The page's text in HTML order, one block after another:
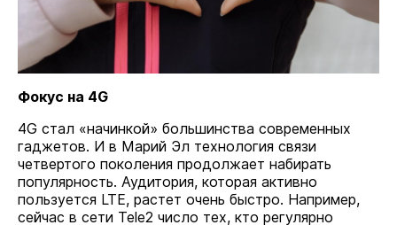
Фокус на 4G
4G стал «начинкой» большинства современных
гаджетов. И в Марий Эл технология связи
четвертого поколения продолжает набирать
популярность. Аудитория, которая активно
пользуется LTE, растет очень быстро. Например,
сейчас в сети Tele2 число тех, кто регулярно